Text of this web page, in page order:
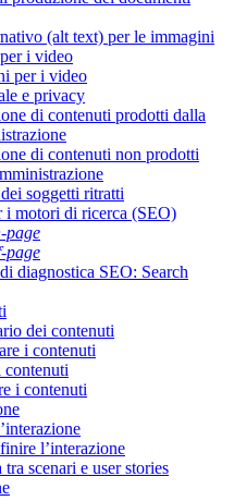
(alt text) per le immagini
i video
per i video
e privacy
di contenuti prodotti dalla
di contenuti non prodotti
soggetti ritratti
i motori di ricerca (SEO)
page
page
diagnostica SEO: Search
dei contenuti
i contenuti
i contenuti
l’interazione
scenari e user stories